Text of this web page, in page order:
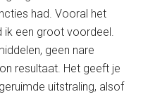
had. Vooral het
ik een groot voordeel.
geen nare
resultaat. Het geeft je
uitstraling, alsof